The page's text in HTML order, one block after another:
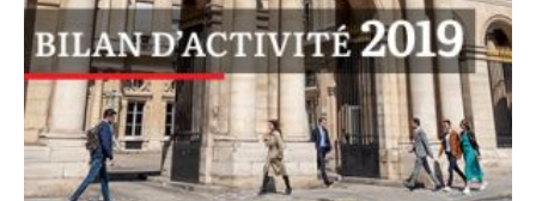
2019
et
de
la
crise
sanitaire